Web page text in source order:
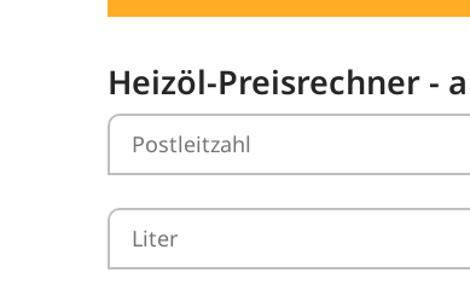
Heizöl-Preisrechner -